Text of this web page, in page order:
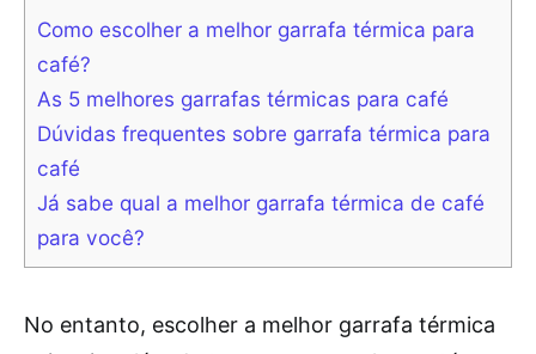
Como escolher a melhor garrafa térmica para
café?
As 5 melhores garrafas térmicas para café
Dúvidas frequentes sobre garrafa térmica para
café
Já sabe qual a melhor garrafa térmica de café
para você?
No entanto, escolher a melhor garrafa térmica